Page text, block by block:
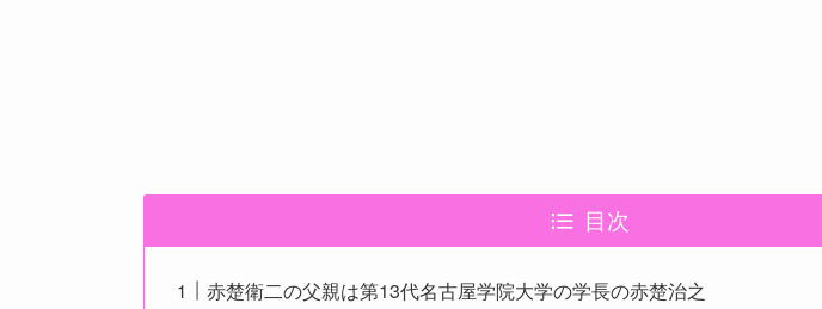
目次
赤楚衛二の父親は第13代名古屋学院大学の学長の赤楚治之